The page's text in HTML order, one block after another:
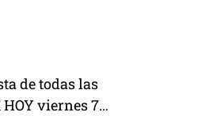
de todas las
viernes 7